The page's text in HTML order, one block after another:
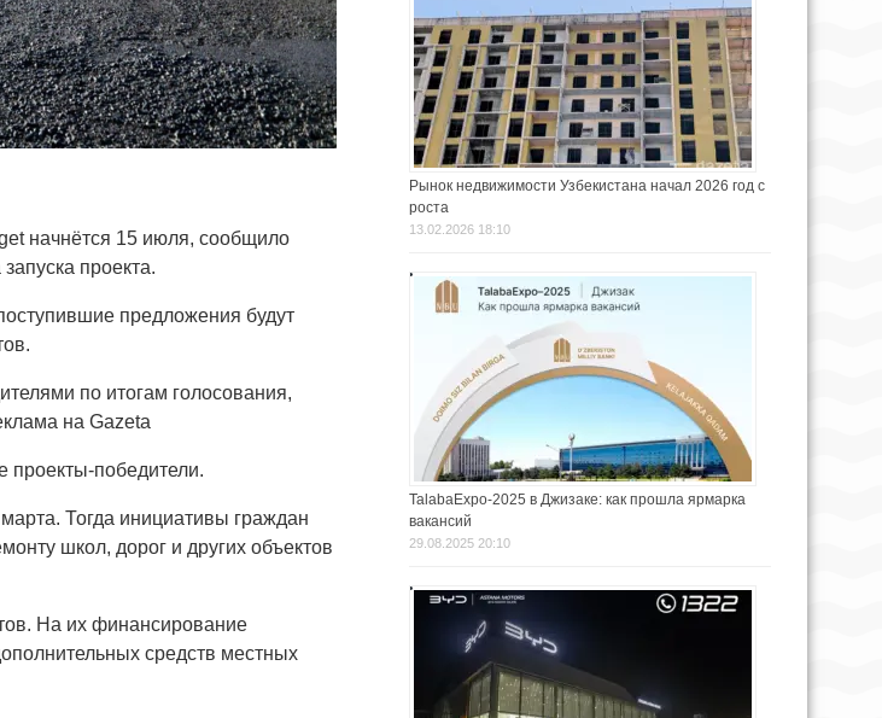
начнётся 15 июля, сообщило
проекта.
предложения будут
по итогам голосования,
на Gazeta
проекты-победители.
Тогда инициативы граждан
школ, дорог и других объектов
На их финансирование
средств местных
Рынок недвижимости Узбекистана начал 2026 год с
роста
13.02.2026 18:10
TalabaExpo-2025 в Джизаке: как прошла ярмарка
вакансий
29.08.2025 20:10